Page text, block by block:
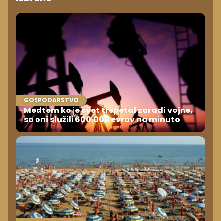
GOSPODARSTVO
Medtem ko je svet trepetal zaradi vojne,
so oni služili 600.000 evrov na minuto